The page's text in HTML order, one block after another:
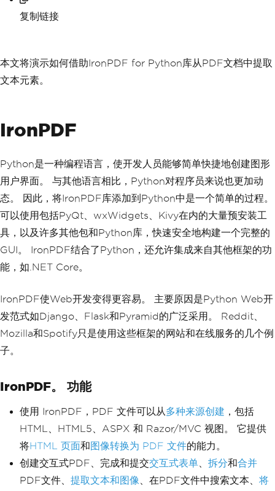
复制链接
本文将演示如何借助IronPDF for Python库从PDF文档中提取
文本元素。
IronPDF
Python是一种编程语言，使开发人员能够简单快捷地创建图形
用户界面。 与其他语言相比，Python对程序员来说也更加动
态。 因此，将IronPDF库添加到Python中是一个简单的过程。
可以使用包括PyQt、wxWidgets、Kivy在内的大量预安装工
具，以及许多其他包和Python库，快速安全地构建一个完整的
GUI。 IronPDF结合了Python，还允许集成来自其他框架的功
能，如.NET Core。
IronPDF使Web开发变得更容易。 主要原因是Python Web开
发范式如Django、Flask和Pyramid的广泛采用。 Reddit、
Mozilla和Spotify只是使用这些框架的网站和在线服务的几个例
子。
IronPDF。 功能
使用 IronPDF，PDF 文件可以从多种来源创建 ，包括
HTML、HTML5、ASPX 和 Razor/MVC 视图。 它提供
将HTML 页面和图像转换为 PDF 文件的能力。
创建交互式PDF、完成和提交交互式表单 拆分和合并
PDF文件、 提取文本和图像 、在PDF文件中搜索文本、 将